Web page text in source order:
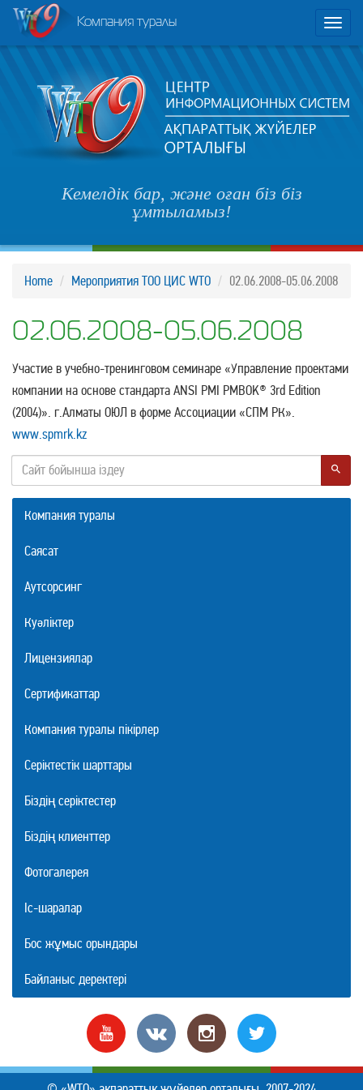
Компания туралы
Кемелдік бар, және оған біз біз
ұмтыламыз!
Home Мероприятия ТОО ЦИС WTO 02.06.2008-05.06.2008
02.06.2008-05.06.2008
Участие в учебно-тренинговом семинаре «Управление проектами
компании на основе стандарта ANSI PMI PMBOK® 3rd Edition
(2004)». г.Алматы ОЮЛ в форме Ассоциации «СПМ РК».
www.spmrk.kz
Компания туралы
Саясат
Аутсорсинг
Куәліктер
Лицензиялар
Сертификаттар
Компания туралы пікірлер
Серіктестік шарттары
Біздің серіктестер
Біздің клиенттер
Фотогалерея
Іс-шаралар
Бос жұмыс орындары
Байланыс деректері